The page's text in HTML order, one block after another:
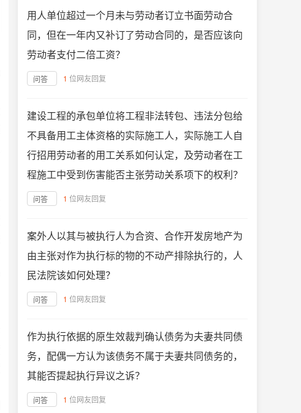
用人单位超过一个月未与劳动者订立书面劳动合
同，但在一年内又补订了劳动合同的，是否应该向
劳动者支付二倍工资？
问答 1 位网友回复
建设工程的承包单位将工程非法转包、违法分包给
不具备用工主体资格的实际施工人，实际施工人自
行招用劳动者的用工关系如何认定，及劳动者在工
程施工中受到伤害能否主张劳动关系项下的权利？
问答 1 位网友回复
案外人以其与被执行人为合资、合作开发房地产为
由主张对作为执行标的物的不动产排除执行的，人
民法院该如何处理？
问答 1 位网友回复
作为执行依据的原生效裁判确认债务为夫妻共同债
务，配偶一方认为该债务不属于夫妻共同债务的，
其能否提起执行异议之诉？
问答 1 位网友回复